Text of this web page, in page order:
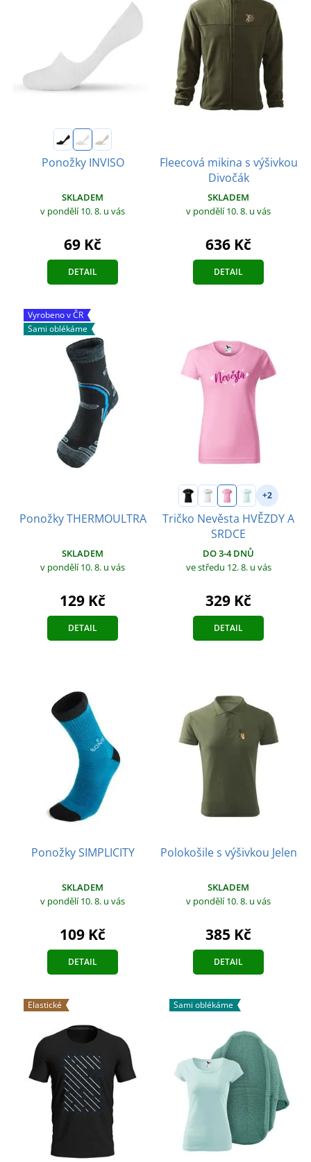
Ponožky INVISO
SKLADEM
v pondělí 10. 8. u vás
69 Kč
DETAIL
Fleecová mikina s výšivkou
Divočák
SKLADEM
v pondělí 10. 8. u vás
636 Kč
DETAIL
Vyrobeno v ČR
Sami oblékáme
Ponožky THERMOULTRA
SKLADEM
v pondělí 10. 8. u vás
129 Kč
DETAIL
+2
Tričko Nevěsta HVĚZDY A
SRDCE
DO 3-4 DNŮ
ve středu 12. 8. u vás
329 Kč
DETAIL
Ponožky SIMPLICITY
SKLADEM
v pondělí 10. 8. u vás
109 Kč
DETAIL
Polokošile s výšivkou Jelen
SKLADEM
v pondělí 10. 8. u vás
385 Kč
DETAIL
Elastické Sami oblékáme